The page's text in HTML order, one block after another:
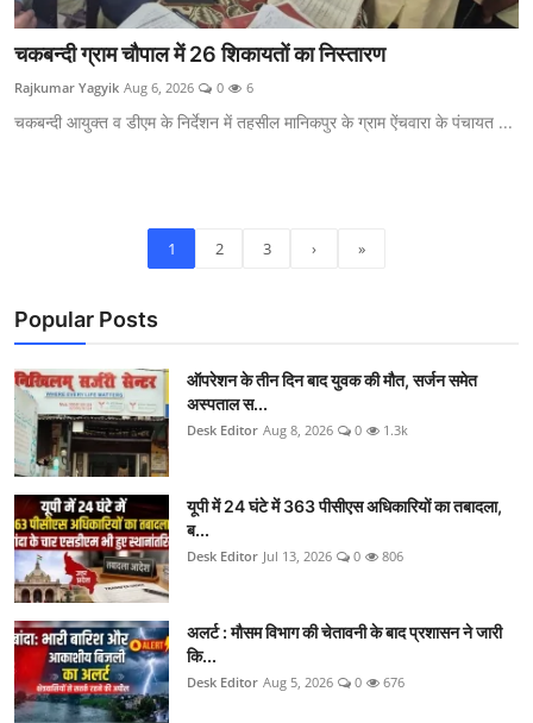
चकबन्दी ग्राम चौपाल में 26 शिकायतों का निस्तारण
Rajkumar Yagyik Aug 6, 2026 0 6
चकबन्दी आयुक्त व डीएम के निर्देशन में तहसील मानिकपुर के ग्राम ऐंचवारा के पंचायत ...
1 2 3 › »
Popular Posts
ऑपरेशन के तीन दिन बाद युवक की मौत, सर्जन समेत
अस्पताल स...
Desk Editor Aug 8, 2026 0 1.3k
यूपी में 24 घंटे में 363 पीसीएस अधिकारियों का तबादला,
ब...
Desk Editor Jul 13, 2026 0 806
अलर्ट : मौसम विभाग की चेतावनी के बाद प्रशासन ने जारी
कि...
Desk Editor Aug 5, 2026 0 676